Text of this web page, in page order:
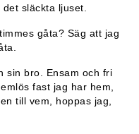
släckta ljuset.
gåta? Säg att jag
sin bro. Ensam och fri
fast jag har hem,
till vem, hoppas jag,